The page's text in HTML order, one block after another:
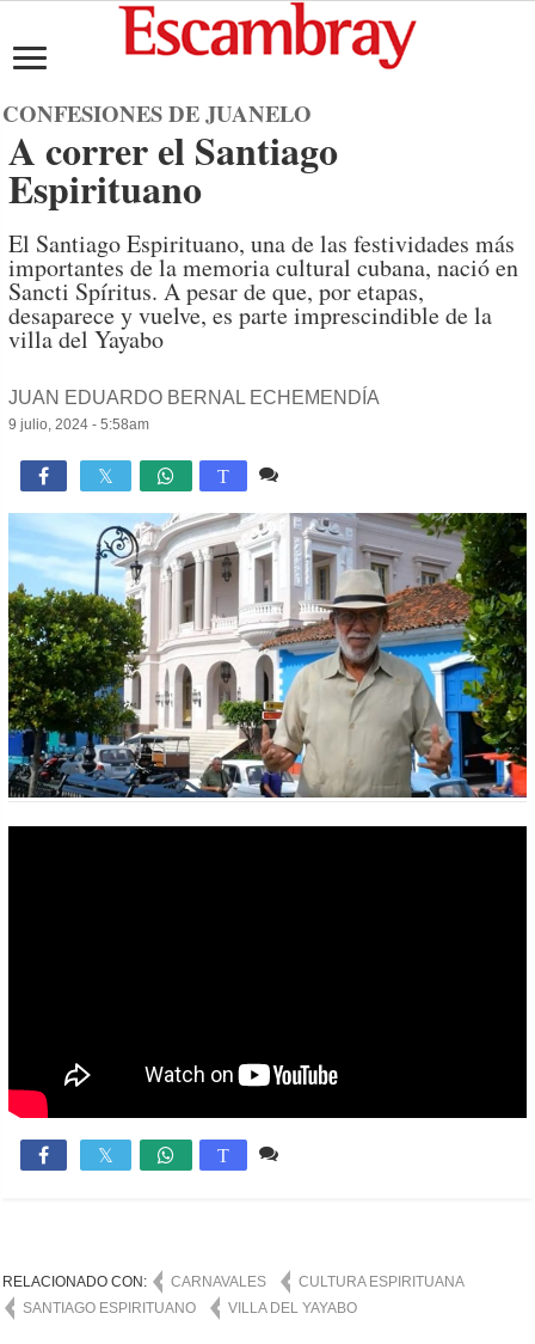
CONFESIONES DE JUANELO
A correr el Santiago
Espirituano
El Santiago Espirituano, una de las festividades más
importantes de la memoria cultural cubana, nació en
Sancti Spíritus. A pesar de que, por etapas,
desaparece y vuelve, es parte imprescindible de la
villa del Yayabo
JUAN EDUARDO BERNAL ECHEMENDÍA
9 julio, 2024 - 5:58am
 T
 T
RELACIONADO CON: CARNAVALES
CULTURA ESPIRITUANA
SANTIAGO ESPIRITUANO
VILLA DEL YAYABO